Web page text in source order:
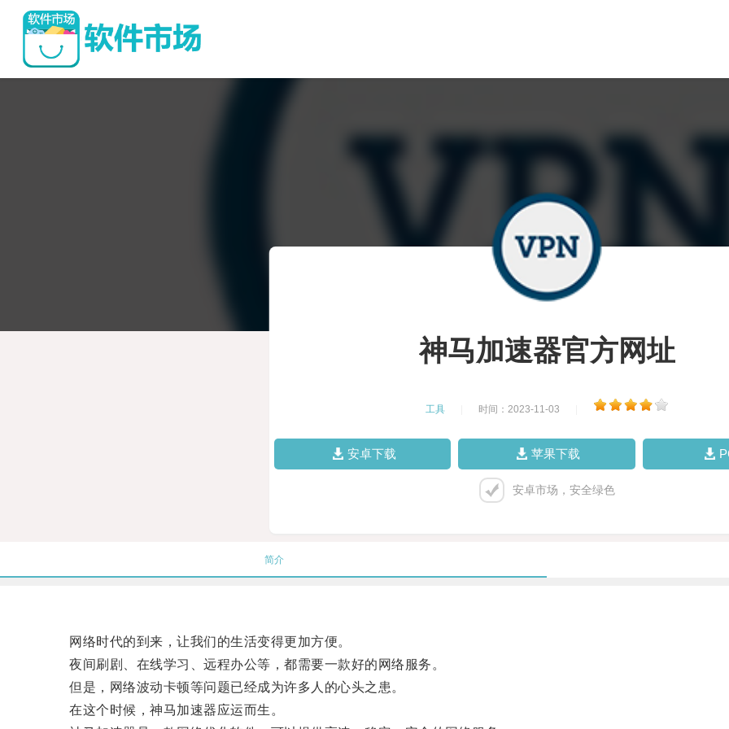
神马加速器官方网址
工具 时间：2023-11-03
安卓下载 苹果下载
安卓市场，安全绿色
简介
网络时代的到来，让我们的生活变得更加方便。
夜间刷剧、在线学习、远程办公等，都需要一款好的网络服务。
但是，网络波动卡顿等问题已经成为许多人的心头之患。
在这个时候，神马加速器应运而生。